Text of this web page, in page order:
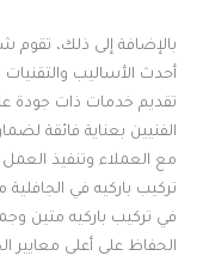
بالإضافة إلى ذلك، تقوم
أحدث الأساليب
تقديم خدمات ذات جودة
الفنيين بعناية فائقة
مع العملاء وتنفيذ
تركيب باركيه في
في تركيب باركيه متين
الحفاظ على أعلى معايير